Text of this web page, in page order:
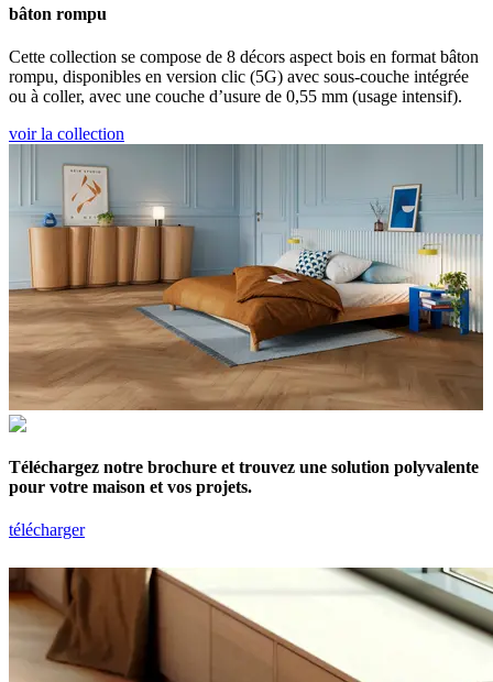
bâton rompu
Cette collection se compose de 8 décors aspect bois en format bâton
rompu, disponibles en version clic (5G) avec sous-couche intégrée
ou à coller, avec une couche d’usure de 0,55 mm (usage intensif).
voir la collection
Téléchargez notre brochure et trouvez une solution polyvalente
pour votre maison et vos projets.
télécharger